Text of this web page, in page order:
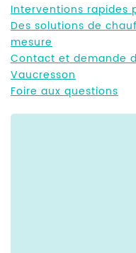
Interventions rapides
Des solutions de
mesure
Contact et demande
Vaucresson
Foire aux questions